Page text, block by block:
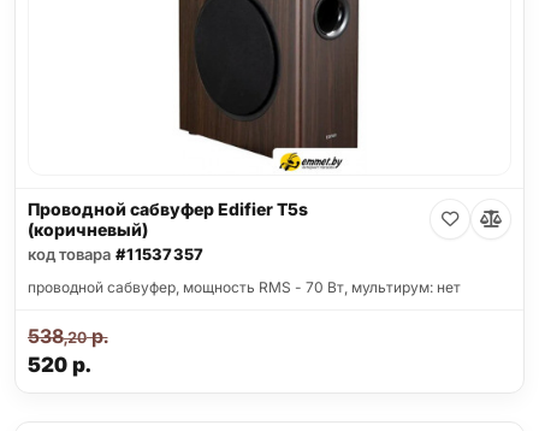
Проводной сабвуфер Edifier T5s
(коричневый)
код товара #11537357
проводной сабвуфер, мощность RMS - 70 Вт, мультирум: нет
520р.
538,20р.